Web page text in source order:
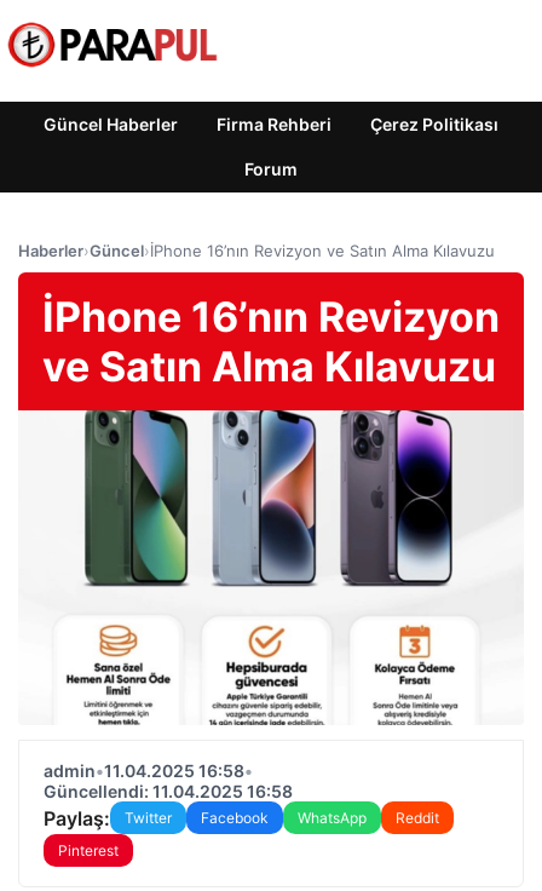
Güncel Haberler Firma Rehberi Çerez Politikası
Forum
Haberler›Güncel›İPhone 16’nın Revizyon ve Satın Alma Kılavuzu
İPhone 16’nın Revizyon
ve Satın Alma Kılavuzu
admin•11.04.2025 16:58•
Güncellendi: 11.04.2025 16:58
Paylaş: Twitter Facebook WhatsApp
Reddit
Pinterest